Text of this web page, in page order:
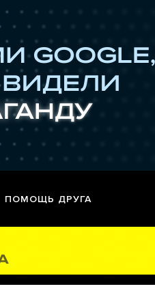
ПОМОЩЬ ДРУГА